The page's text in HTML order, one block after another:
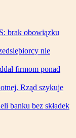
brak obowiązku
nie
firmom ponad
Rząd szykuje
banku bez składek